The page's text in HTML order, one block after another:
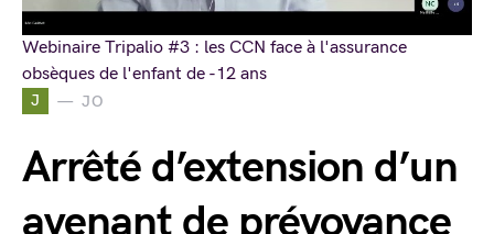
J JO
Arrêté d’extension d’un
avenant de prévoyance
Webinaire Tripalio #3 : les CCN face à l'assurance
obsèques de l'enfant de -12 ans